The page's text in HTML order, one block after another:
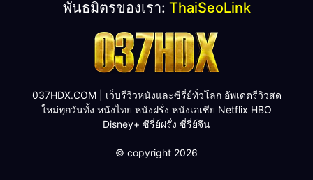
พันธมิตรของเรา: ThaiSeoLink
037HDX.COM | เว็บรีวิวหนังและซีรี่ย์ทั่วโลก อัพเดตรีวิวสด
ใหม่ทุกวันทั้ง หนังไทย หนังฝรั่ง หนังเอเชีย Netflix HBO
Disney+ ซีรี่ย์ฝรั่ง ซี่รี่ย์จีน
© copyright 2026